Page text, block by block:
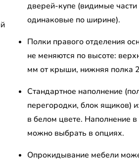
дверей-купе (видимые части
одинаковые по ширине).
Полки правого отделения
не меняются по высоте:
мм от крыши, нижняя полка
Стандартное наполнение
перегородки, блок ящиков)
в белом цвете. Наполнение в
можно выбрать в опциях.
Опрокидывание мебели